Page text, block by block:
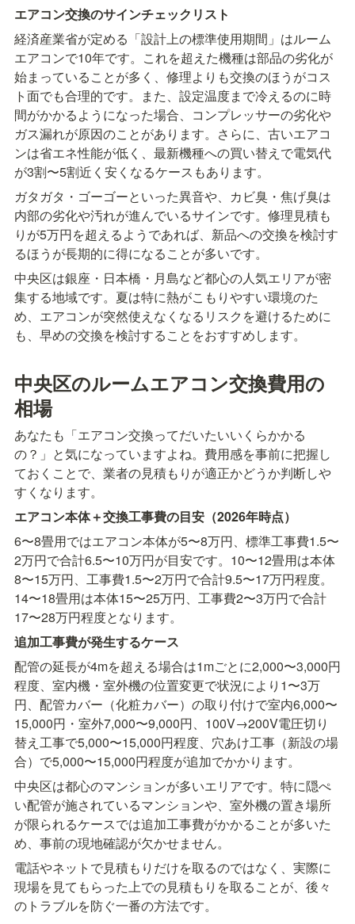
エアコン交換のサインチェックリスト
経済産業省が定める「設計上の標準使用期間」はルーム
エアコンで10年です。これを超えた機種は部品の劣化が
始まっていることが多く、修理よりも交換のほうがコス
ト面でも合理的です。また、設定温度まで冷えるのに時
間がかかるようになった場合、コンプレッサーの劣化や
ガス漏れが原因のことがあります。さらに、古いエアコ
ンは省エネ性能が低く、最新機種への買い替えで電気代
が3割〜5割近く安くなるケースもあります。
ガタガタ・ゴーゴーといった異音や、カビ臭・焦げ臭は
内部の劣化や汚れが進んでいるサインです。修理見積も
りが5万円を超えるようであれば、新品への交換を検討す
るほうが長期的に得になることが多いです。
中央区は銀座・日本橋・月島など都心の人気エリアが密
集する地域です。夏は特に熱がこもりやすい環境のた
め、エアコンが突然使えなくなるリスクを避けるために
も、早めの交換を検討することをおすすめします。
中央区のルームエアコン交換費用の
相場
あなたも「エアコン交換ってだいたいいくらかかる
の？」と気になっていますよね。費用感を事前に把握し
ておくことで、業者の見積もりが適正かどうか判断しや
すくなります。
エアコン本体＋交換工事費の目安（2026年時点）
6〜8畳用ではエアコン本体が5〜8万円、標準工事費1.5〜
2万円で合計6.5〜10万円が目安です。10〜12畳用は本体
8〜15万円、工事費1.5〜2万円で合計9.5〜17万円程度。
14〜18畳用は本体15〜25万円、工事費2〜3万円で合計
17〜28万円程度となります。
追加工事費が発生するケース
配管の延長が4mを超える場合は1mごとに2,000〜3,000円
程度、室内機・室外機の位置変更で状況により1〜3万
円、配管カバー（化粧カバー）の取り付けで室内6,000〜
15,000円・室外7,000〜9,000円、100V→200V電圧切り
替え工事で5,000〜15,000円程度、穴あけ工事（新設の場
合）で5,000〜15,000円程度が追加でかかります。
中央区は都心のマンションが多いエリアです。特に隠ぺ
い配管が施されているマンションや、室外機の置き場所
が限られるケースでは追加工事費がかかることが多いた
め、事前の現地確認が欠かせません。
電話やネットで見積もりだけを取るのではなく、実際に
現場を見てもらった上での見積もりを取ることが、後々
のトラブルを防ぐ一番の方法です。